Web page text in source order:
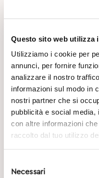
Questo sito web utilizza
Utilizziamo i cookie per
annunci, per fornire
analizzare il nostro
informazioni sul modo in
nostri partner che si
pubblicità e social media,
con altre informazioni
raccolto dal tuo utilizzo
delNecessari